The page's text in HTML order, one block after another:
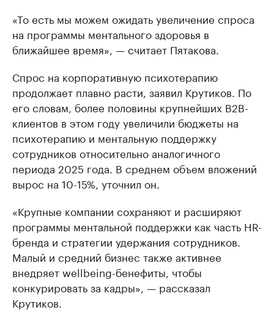
«То есть мы можем ожидать увеличение спроса
на программы ментального здоровья в
ближайшее время», — считает Пятакова.
Спрос на корпоративную психотерапию
продолжает плавно расти, заявил Крутиков. По
его словам, более половины крупнейших B2B-
клиентов в этом году увеличили бюджеты на
психотерапию и ментальную поддержку
сотрудников относительно аналогичного
периода 2025 года. В среднем объем вложений
вырос на 10-15%, уточнил он.
«Крупные компании сохраняют и расширяют
программы ментальной поддержки как часть HR-
бренда и стратегии удержания сотрудников.
Малый и средний бизнес также активнее
внедряет wellbeing-бенефиты, чтобы
конкурировать за кадры», — рассказал
Крутиков.